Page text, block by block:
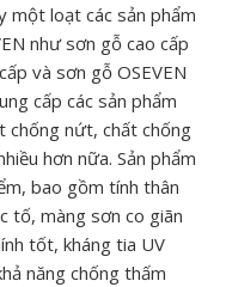
một loạt các sản phẩm
như sơn gỗ cao cấp
và sơn gỗ OSEVEN
cấp các sản phẩm
chống nứt, chất chống
hơn nữa. Sản phẩm
bao gồm tính thân
tố, màng sơn co giãn
tốt, kháng tia UV
năng chống thấm